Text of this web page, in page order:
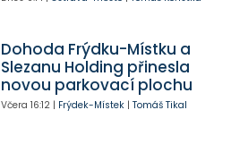
Dohoda Frýdku-Místku a
Slezanu Holding přinesla
novou parkovací plochu
Včera 16:12| Frýdek-Místek| Tomáš Tikal